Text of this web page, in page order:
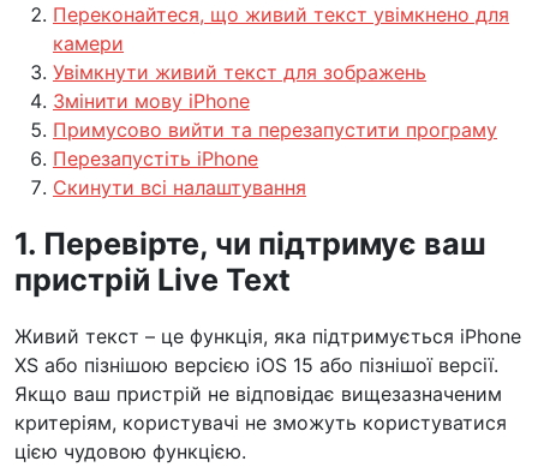
Переконайтеся, що живий текст увімкнено для
камери
Увімкнути живий текст для зображень
Змінити мову iPhone
Примусово вийти та перезапустити програму
Перезапустіть iPhone
Скинути всі налаштування
1. Перевірте, чи підтримує ваш
пристрій Live Text
Живий текст – це функція, яка підтримується iPhone
XS або пізнішою версією iOS 15 або пізнішої версії.
Якщо ваш пристрій не відповідає вищезазначеним
критеріям, користувачі не зможуть користуватися
цією чудовою функцією.